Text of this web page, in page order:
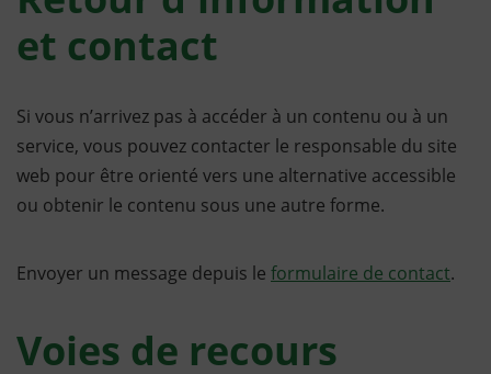
et contact
Si vous n’arrivez pas à accéder à un contenu ou à un
service, vous pouvez contacter le responsable du site
web pour être orienté vers une alternative accessible
ou obtenir le contenu sous une autre forme.
Envoyer un message depuis le formulaire de contact.
Voies de recours